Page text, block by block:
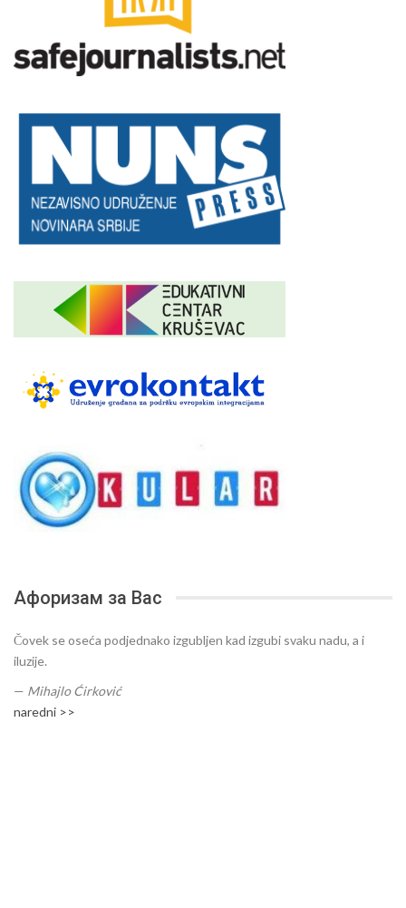
Афоризам за Вас
Čovek se oseća podjednako izgubljen kad izgubi svaku nadu, a i
iluzije.
— Mihajlo Ćirković
naredni >>